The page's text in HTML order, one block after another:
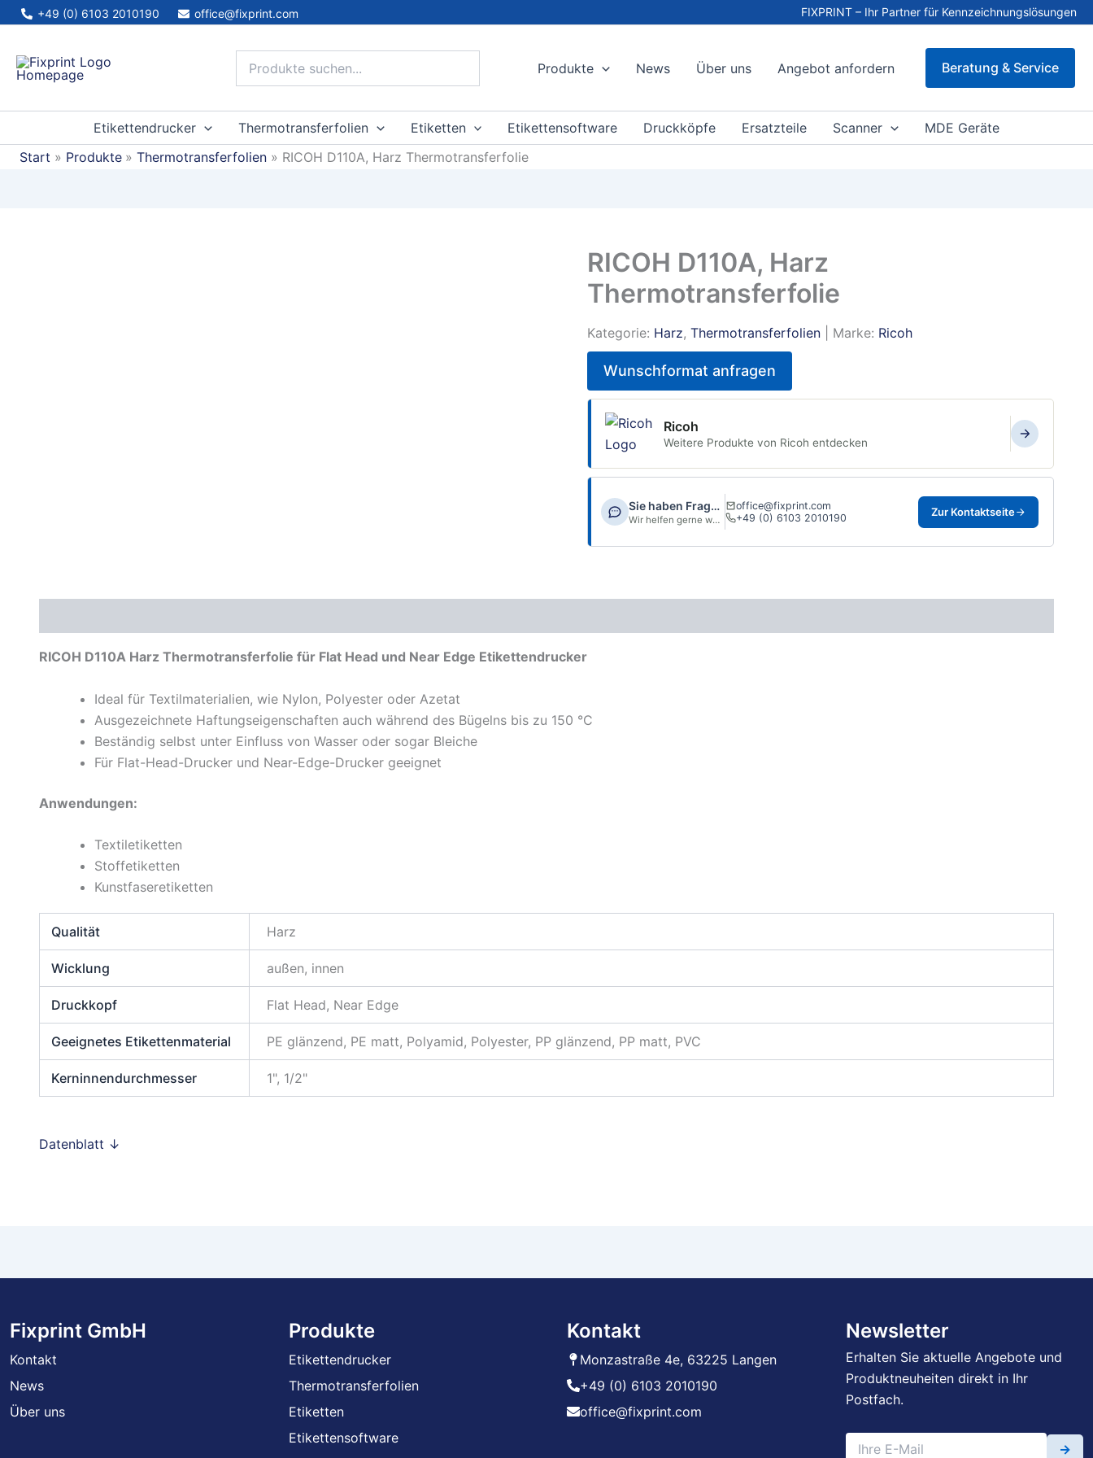
Zum
springen
+49 (0) 6103 2010190 office@fixprint.com FIXPRINT – Ihr Partner für Kennzeichnungslösungen
Produkte News Über uns Angebot anfordern Beratung & Service
Etikettendrucker Thermotransferfolien Etiketten Etikettensoftware Druckköpfe Ersatzteile Scanner
MDE Geräte
Start
Produkte Thermotransferfolien RICOH D110A, Harz Thermotransferfolie
RICOH D110A, Harz
Thermotransferfolie
Kategorie: Harz, Thermotransferfolien| Marke: Ricoh
Wunschformat anfragen
Ricoh
Weitere Produkte von Ricoh entdecken
Sie haben Fragen?
Wir helfen gerne weiter.
office@fixprint.com
+49 (0) 6103 2010190
Zur Kontaktseite
RICOH D110A Harz Thermotransferfolie für Flat Head und Near Edge Etikettendrucker
Ideal für Textilmaterialien, wie Nylon, Polyester oder Azetat
Ausgezeichnete Haftungseigenschaften auch während des Bügelns bis zu 150 °C
Beständig selbst unter Einfluss von Wasser oder sogar Bleiche
Für Flat-Head-Drucker und Near-Edge-Drucker geeignet
Anwendungen:
Textiletiketten
Stoffetiketten
Kunstfaseretiketten
Qualität Harz
Wicklung außen, innen
Druckkopf Flat Head, Near Edge
Geeignetes Etikettenmaterial PE glänzend, PE matt, Polyamid, Polyester, PP glänzend, PP matt, PVC
Kerninnendurchmesser 1", 1/2"
Datenblatt ↓
Fixprint GmbH
Kontakt
News
Über uns
Produkte
Etikettendrucker
Thermotransferfolien
Etiketten
Etikettensoftware
Kontakt
Monzastraße 4e, 63225 Langen
+49 (0) 6103 2010190
office@fixprint.com
Newsletter
Erhalten Sie aktuelle Angebote und
Produktneuheiten direkt in Ihr
Postfach.
→